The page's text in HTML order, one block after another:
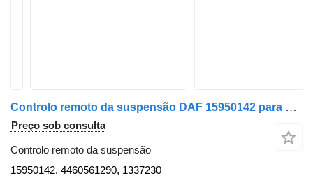
Controlo remoto da suspensão DAF 15950142 para camião tractor DAF XF 106
Preço sob consulta
Controlo remoto da suspensão
15950142, 4460561290, 1337230